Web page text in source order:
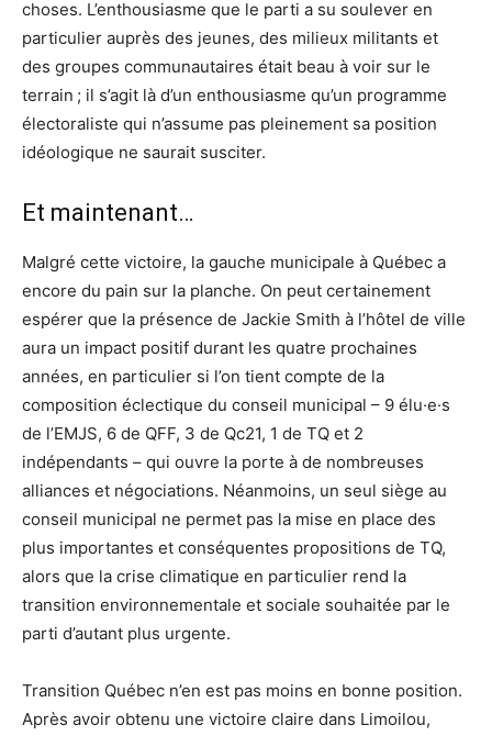
choses. L’enthousiasme que le parti a su soulever en
particulier auprès des jeunes, des milieux militants et
des groupes communautaires était beau à voir sur le
terrain ; il s’agit là d’un enthousiasme qu’un programme
électoraliste qui n’assume pas pleinement sa position
idéologique ne saurait susciter.
Et maintenant…
Malgré cette victoire, la gauche municipale à Québec a
encore du pain sur la planche. On peut certainement
espérer que la présence de Jackie Smith à l’hôtel de ville
aura un impact positif durant les quatre prochaines
années, en particulier si l’on tient compte de la
composition éclectique du conseil municipal – 9 élu·e·s
de l’EMJS, 6 de QFF, 3 de Qc21, 1 de TQ et 2
indépendants – qui ouvre la porte à de nombreuses
alliances et négociations. Néanmoins, un seul siège au
conseil municipal ne permet pas la mise en place des
plus importantes et conséquentes propositions de TQ,
alors que la crise climatique en particulier rend la
transition environnementale et sociale souhaitée par le
parti d’autant plus urgente.
Transition Québec n’en est pas moins en bonne position.
Après avoir obtenu une victoire claire dans Limoilou,